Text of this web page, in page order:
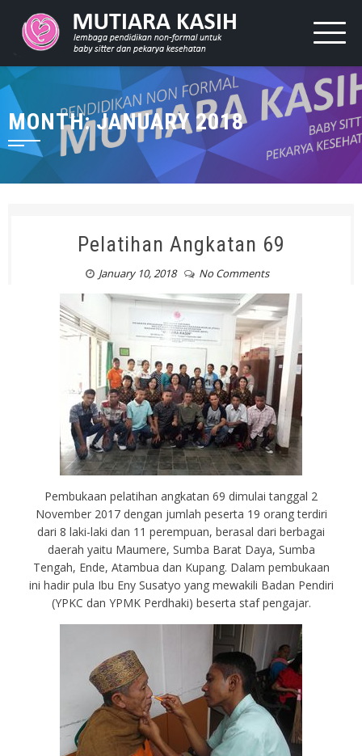
MONTH: JANUARY 2018
Pelatihan Angkatan 69
January 10, 2018 No Comments
Pembukaan pelatihan angkatan 69 dimulai tanggal 2
November 2017 dengan jumlah peserta 19 orang terdiri
dari 8 laki-laki dan 11 perempuan, berasal dari berbagai
daerah yaitu Maumere, Sumba Barat Daya, Sumba
Tengah, Ende, Atambua dan Kupang. Dalam pembukaan
ini hadir pula Ibu Eny Susatyo yang mewakili Badan Pendiri
(YPKC dan YPMK Perdhaki) beserta staf pengajar.